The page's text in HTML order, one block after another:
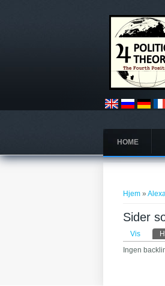
HOME
Hjem »
Sider
Vis
Ingen